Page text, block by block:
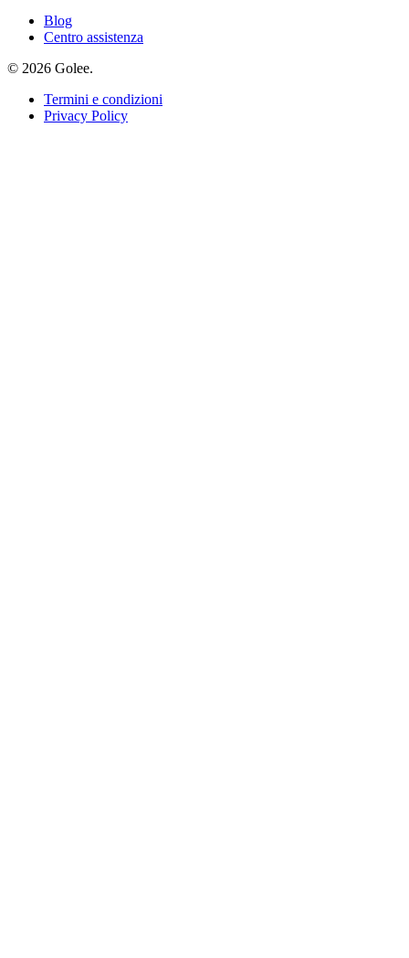
Blog
Centro assistenza
© 2026 Golee.
Termini e condizioni
Privacy Policy